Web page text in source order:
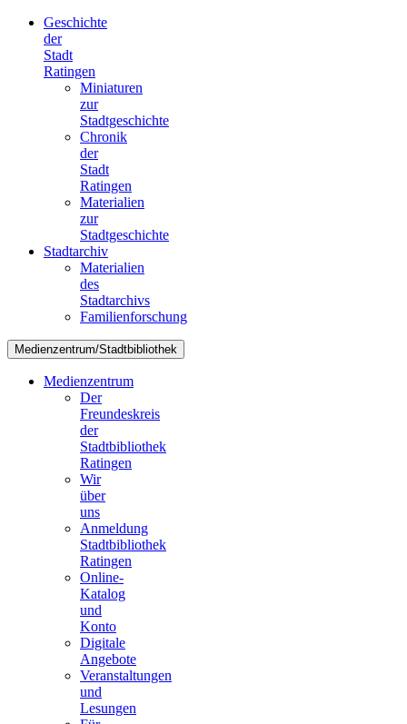
Geschichte
der
Stadt
Ratingen
Miniaturen
zur
Stadtgeschichte
Chronik
der
Stadt
Ratingen
Materialien
zur
Stadtgeschichte
Stadtarchiv
Materialien
des
Stadtarchivs
Familienforschung
Medienzentrum/Stadtbibliothek
Medienzentrum
Der
Freundeskreis
der
Stadtbibliothek
Ratingen
Wir
über
uns
Anmeldung
Stadtbibliothek
Ratingen
Online-
Katalog
und
Konto
Digitale
Angebote
Veranstaltungen
und
Lesungen